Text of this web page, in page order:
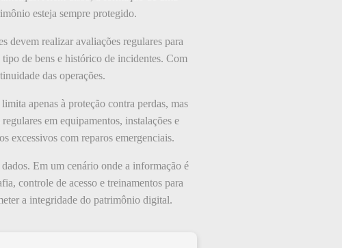
esteja sempre protegido.
devem realizar avaliações regulares para
de bens e histórico de incidentes. Com
das operações.
apenas à proteção contra perdas, mas
em equipamentos, instalações e
excessivos com reparos emergenciais.
Em um cenário onde a informação é
controle de acesso e treinamentos para
a integridade do patrimônio digital.